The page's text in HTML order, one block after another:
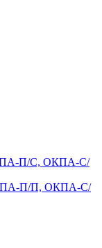
П/С, ОКПА-С/
П/П, ОКПА-С/